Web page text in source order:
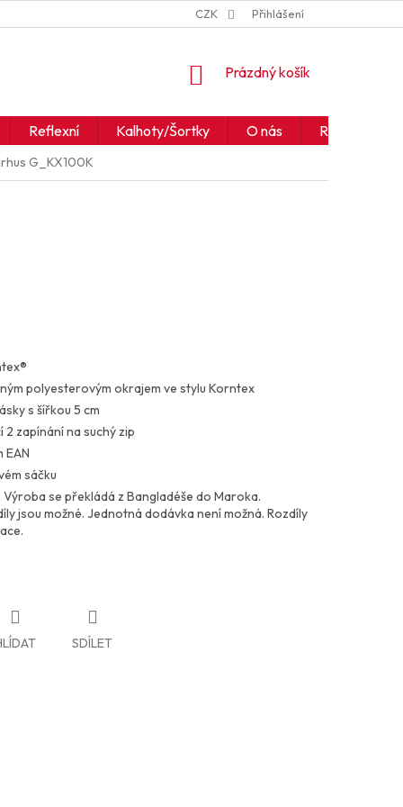
JAK ČÍST IKONY A SYMBOLY OBCHODNÍ
CZK Přihlášení
NÁKUPNÍ
Prázdný košík
Reflexní Kalhoty/Šortky O nás Realizace
G_KX100K
polyesterovým okrajem ve stylu Korntex
s šířkou 5 cm
zapínání na suchý zip
EAN
sáčku
se překládá z Bangladéše do Maroka.
jsou možné. Jednotná dodávka není možná. Rozdíly
SDÍLET